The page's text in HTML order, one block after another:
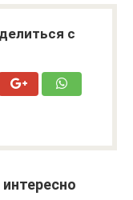
с